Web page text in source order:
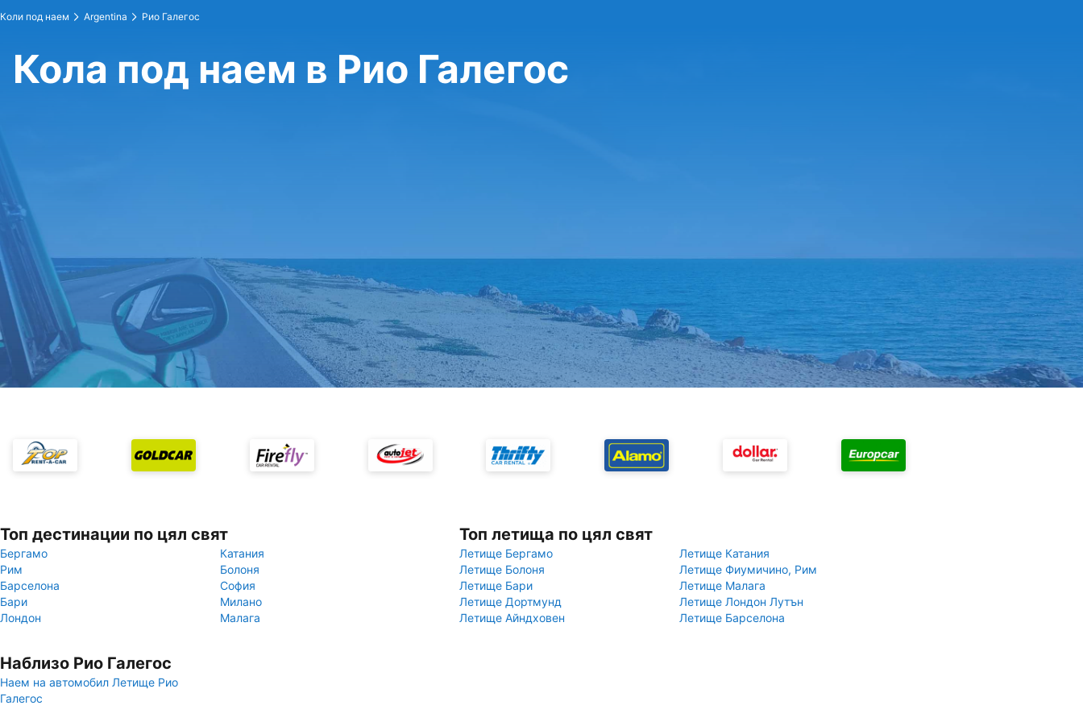
Коли под наем Argentina Рио Галегос
Кола под наем в Рио Галегос
Топ дестинации по цял свят
Бергамо
Катания
Рим
Болоня
Барселона
София
Бари
Милано
Лондон
Малага
Топ летища по цял свят
Летище Бергамо
Летище Катания
Летище Болоня
Летище Фиумичино, Рим
Летище Бари
Летище Малага
Летище Дортмунд
Летище Лондон Лутън
Летище Айндховен
Летище Барселона
Наблизо Рио Галегос
Наем на автомобил Летище Рио
Галегос